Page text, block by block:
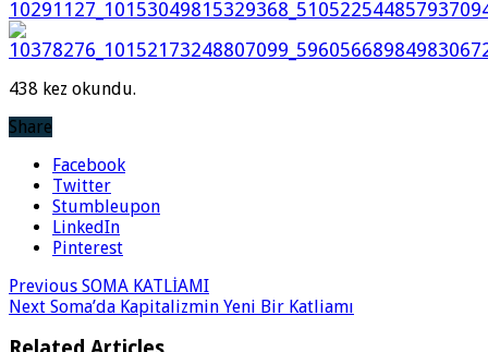
438 kez okundu.
Share
Facebook
Twitter
Stumbleupon
LinkedIn
Pinterest
Previous SOMA KATLİAMI
Next Soma’da Kapitalizmin Yeni Bir Katliamı